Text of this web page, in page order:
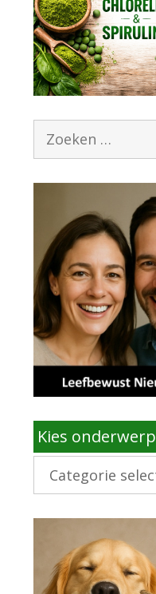
Zoek
Kies onderwerp
Kies
onderwerp